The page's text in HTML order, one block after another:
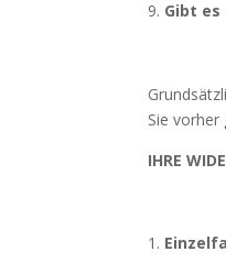
Gibt
Sie
IHRE